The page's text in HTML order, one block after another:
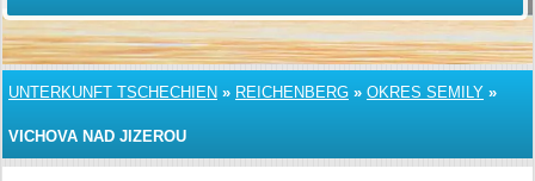
UNTERKUNFT TSCHECHIEN » REICHENBERG » OKRES SEMILY »
VICHOVA NAD JIZEROU